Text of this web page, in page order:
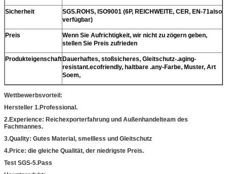
Sicherheit
SGS.ROHS, ISO9001 (6P, REICHWEITE, CER, EN-71also
verfügbar)
Preis
Wenn Sie Aufrichtigkeit, wir nicht zu zögern geben,
stellen Sie Preis zufrieden
ProdukteigenschaftDauerhaftes, stoßsicheres, Gleitschutz-.aging-
resistant.ecofriendly, haltbare .any-Farbe, Muster, Art
Soem,
Wettbewerbsvorteil:
Hersteller 1.Professional.
2.Experience: Reichexporterfahrung und Außenhandelteam des
Fachmannes.
3.Quality: Gutes Material, smellless und Gleitschutz
4.Price: die gleiche Qualität, der niedrigste Preis.
Test SGS-5.Pass